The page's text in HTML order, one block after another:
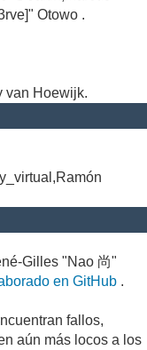
Otowo .
van Hoewijk.
Gilles "Nao 尚"
en GitHub .
fallos,
aún más locos a los